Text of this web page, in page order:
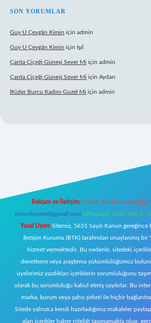
SON YORUMLAR
Guy U Çevgân Kimin için admin
Guy U Çevgân Kimin için Işıl
Çanta Çiçeği Güneşi Sever Mi için admin
Çanta Çiçeği Güneşi Sever Mi için Aydan
İKizler Burcu Kadını Guzel Mi için admin
Reklam ve İletişim: E-mail:
forumhizmeti@gmail.com Whatsapp: 0262 606 0
Yasal Uyarı: Sitemiz, 5651 Sayılı Kanun
İletişim Kurumu (BTK) tarafından onaylanmış bir
hizmet vermektedir. Bu nedenle, sitedeki
denetleme veya araştırma yükümlülüğümüz
üyelerimiz yazdıkları içeriklerin sorumluluğunu
olarak bu sorumluluğu kabul etmiş sayılırlar. Bu
marka, kurum veya şahıs şirketi ile hiçbir
Sitede yalnızca kendi hazırladığımız makaleler
alan içerikler haber niteliği taşımamakta olup,